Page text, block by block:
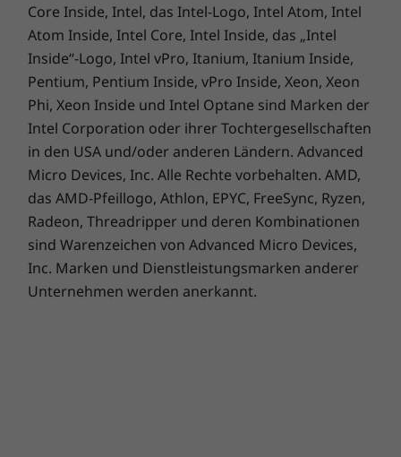
Core Inside, Intel, das Intel-Logo, Intel Atom, Intel
Atom Inside, Intel Core, Intel Inside, das „Intel
Inside“-Logo, Intel vPro, Itanium, Itanium Inside,
Pentium, Pentium Inside, vPro Inside, Xeon, Xeon
Phi, Xeon Inside und Intel Optane sind Marken der
Intel Corporation oder ihrer Tochtergesellschaften
in den USA und/oder anderen Ländern. Advanced
Micro Devices, Inc. Alle Rechte vorbehalten. AMD,
das AMD-Pfeillogo, Athlon, EPYC, FreeSync, Ryzen,
Radeon, Threadripper und deren Kombinationen
sind Warenzeichen von Advanced Micro Devices,
Inc. Marken und Dienstleistungsmarken anderer
Unternehmen werden anerkannt.